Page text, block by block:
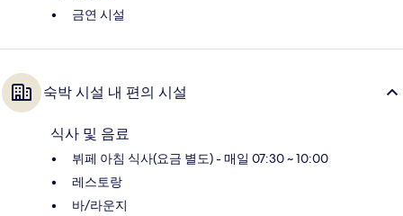
금연 시설
숙박 시설 내 편의 시설
식사 및 음료
뷔페 아침 식사(요금 별도) - 매일 07:30 ~ 10:00
레스토랑
바/라운지